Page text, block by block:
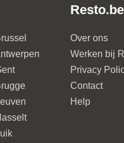
Resto.be
Over ons
Werken bij
Privacy
Contact
Help